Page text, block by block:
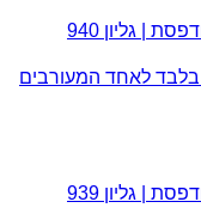
| גליון 940
בלבד לאחד המעורבים
| גליון 939